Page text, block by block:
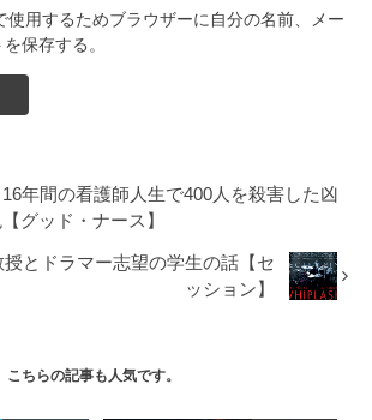
使用するためブラウザーに自分の名前、メー
保存する。
16年間の看護師人生で400人を殺害した凶
グッド・ナース】
とドラマー志望の学生の話【セ
ッション】
こちらの記事も人気です。